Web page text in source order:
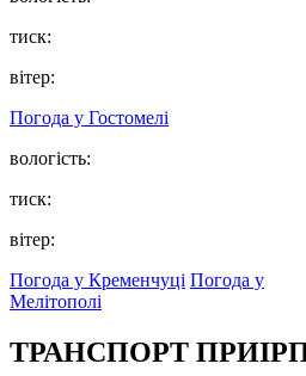
тиск:
вітер:
Погода у Гостомелі
вологість:
тиск:
вітер:
Погода у Кременчуці Погода у
Мелітополі
ТРАНСПОРТ